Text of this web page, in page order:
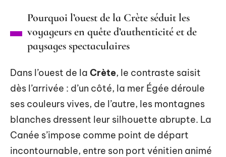
Pourquoi l’ouest de la Crète séduit les
voyageurs en quête d’authenticité et de
paysages spectaculaires
Dans l’ouest de la Crète, le contraste saisit
dès l’arrivée : d’un côté, la mer Égée déroule
ses couleurs vives, de l’autre, les montagnes
blanches dressent leur silhouette abrupte. La
Canée s’impose comme point de départ
incontournable, entre son port vénitien animé